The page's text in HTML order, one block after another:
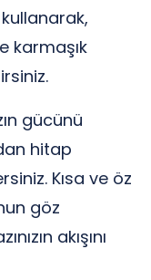
karmaşık
gücünü
hitap
Kısa ve öz
göz
akışını